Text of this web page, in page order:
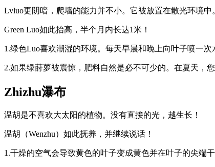
Lvluo更阴暗，爬墙的能力并不小。它被放置在散光环境中
Green Luo如此抬高，半个月内长达1米！
1.绿色Luo喜欢潮湿的环境。每天早晨和晚上向叶子喷一
2.如果绿莳萝被震惊，肥料自然是必不可少的。在夏天，
Zhizhu瀑布
温胡是不喜欢大太阳的植物。没有直接的光，越生长！
温胡（Wenzhu）如此抚养，并继续说话！
1.干燥的空气会导致黄色的叶子变成黄色并在叶子的尖端